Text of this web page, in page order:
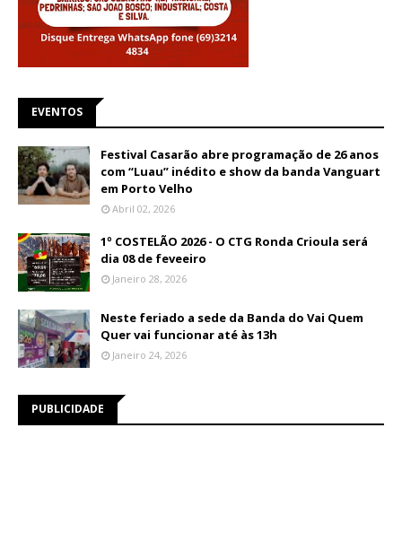
EVENTOS
Festival Casarão abre programação de 26 anos
com “Luau” inédito e show da banda Vanguart
em Porto Velho
Abril 02, 2026
1º COSTELÃO 2026 - O CTG Ronda Crioula será
dia 08 de feveeiro
Janeiro 28, 2026
Neste feriado a sede da Banda do Vai Quem
Quer vai funcionar até às 13h
Janeiro 24, 2026
PUBLICIDADE